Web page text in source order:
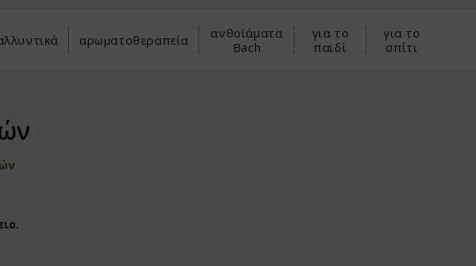
αρωματοθεραπεία
ανθοϊάματα
Bach
για το
παιδί
για το
σπίτι